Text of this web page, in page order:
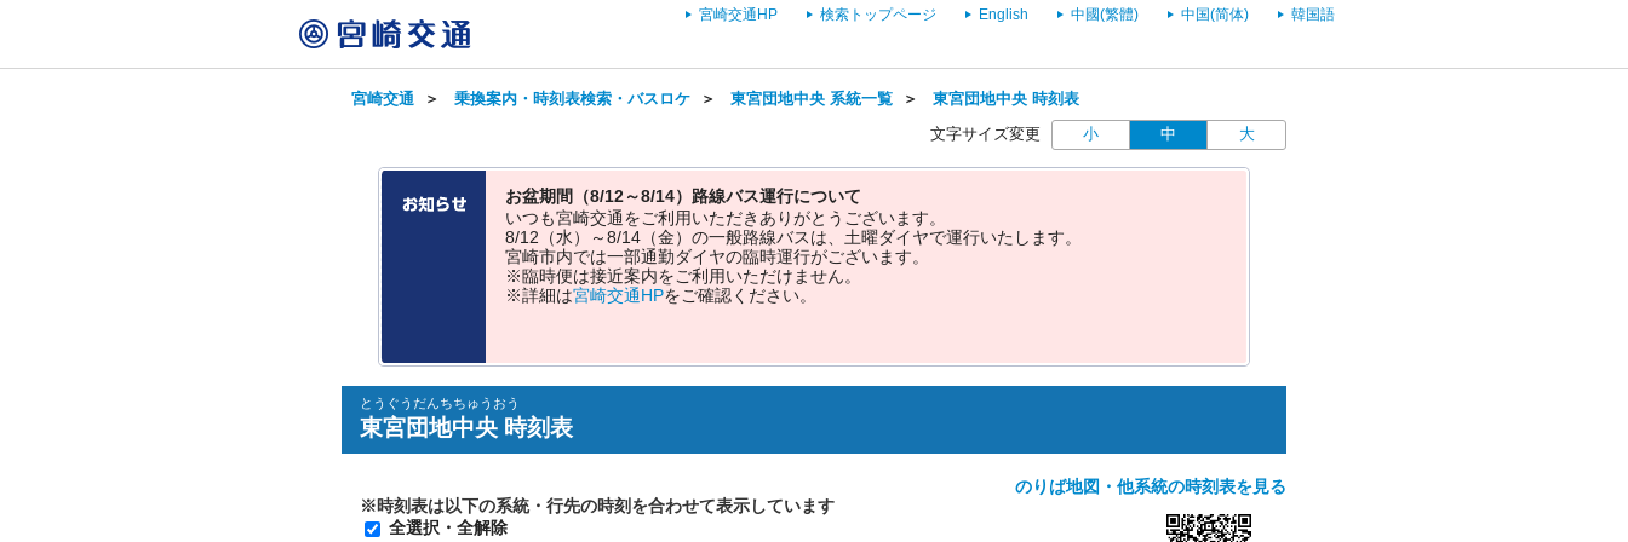
宮崎交通HP 検索トップページ English 中國(繁體) 中国(简体) 韓国語
宮崎交通 ＞ 乗換案内・時刻表検索・バスロケ ＞ 東宮団地中央 系統一覧 ＞ 東宮団地中央 時刻表
文字サイズ変更 小 中 大
お盆期間（8/12～8/14）路線バス運行について
いつも宮崎交通をご利用いただきありがとうございます。
8/12（水）～8/14（金）の一般路線バスは、土曜ダイヤで運行いたします。
宮崎市内では一部通勤ダイヤの臨時運行がございます。
※臨時便は接近案内をご利用いただけません。
※詳細は宮崎交通HPをご確認ください。
とうぐうだんちちゅうおう
東宮団地中央 時刻表
のりば地図・他系統の時刻表を見る
※時刻表は以下の系統・行先の時刻を合わせて表示しています
全選択・全解除